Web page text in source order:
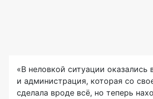
«В неловкой ситуации оказались
и администрация, которая со
сделала вроде всё, но теперь